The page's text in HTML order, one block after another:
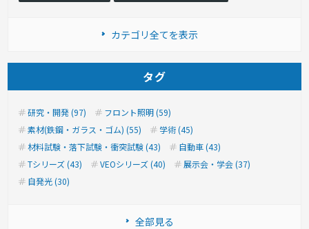
カテゴリ全てを表示
タグ
研究・開発 (97)
フロント照明 (59)
素材(鉄鋼・ガラス・ゴム) (55)
学術 (45)
材料試験・落下試験・衝突試験 (43)
自動車 (43)
Tシリーズ (43)
VEOシリーズ (40)
展示会・学会 (37)
自発光 (30)
全部見る